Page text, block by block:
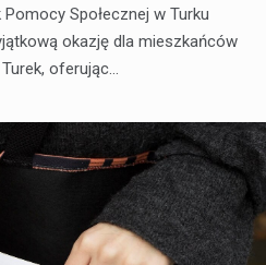
Społecznej w Turku
okazję dla mieszkańców
oferując…